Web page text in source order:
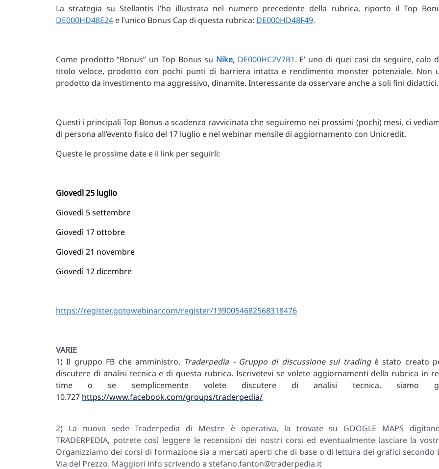
La strategia su Stellantis l’ho illustrata nel numero precedente della rubrica, riporto il Top
DE000HD48E24 e l’unico Bonus Cap di questa rubrica: DE000HD48F49.
Come prodotto “Bonus” un Top Bonus su Nike, DE000HC2V7B1. E’ uno di quei casi da seguire, calo
titolo veloce, prodotto con pochi punti di barriera intatta e rendimento monster potenziale. Non
prodotto da investimento ma aggressivo, dinamite. Interessante da osservare anche a soli fini didattici.
Questi i principali Top Bonus a scadenza ravvicinata che seguiremo nei prossimi (pochi) mesi, ci
di persona all’evento fisico del 17 luglio e nel webinar mensile di aggiornamento con Unicredit.
Queste le prossime date e il link per seguirli:
Giovedì 25 luglio
Giovedì 5 settembre
Giovedì 17 ottobre
Giovedì 21 novembre
Giovedì 12 dicembre
https://register.gotowebinar.com/register/1390054682568318476
VARIE
1) Il gruppo FB che amministro, Traderpedia - Gruppo di discussione sul trading è stato creato
discutere di analisi tecnica e di questa rubrica. Iscrivetevi se volete aggiornamenti della rubrica in
time o se semplicemente volete discutere di analisi tecnica, siamo
10.727 https://www.facebook.com/groups/traderpedia/
2) La nuova sede Traderpedia di Mestre è operativa, la trovate su GOOGLE MAPS
TRADERPEDIA, potrete così leggere le recensioni dei nostri corsi ed eventualmente lasciare la
Organizziamo dei corsi di formazione sia a mercati aperti che di base o di lettura dei grafici secondo
Via del Prezzo. Maggiori info scrivendo a stefano.fanton@traderpedia.it